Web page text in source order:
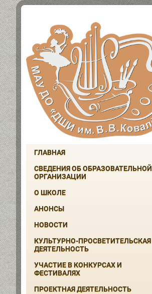
ГЛАВНАЯ
СВЕДЕНИЯ ОБ ОБРАЗОВАТЕЛЬНОЙ
ОРГАНИЗАЦИИ
О ШКОЛЕ
АНОНСЫ
НОВОСТИ
КУЛЬТУРНО-ПРОСВЕТИТЕЛЬСКАЯ
ДЕЯТЕЛЬНОСТЬ
УЧАСТИЕ В КОНКУРСАХ И
ФЕСТИВАЛЯХ
ПРОЕКТНАЯ ДЕЯТЕЛЬНОСТЬ